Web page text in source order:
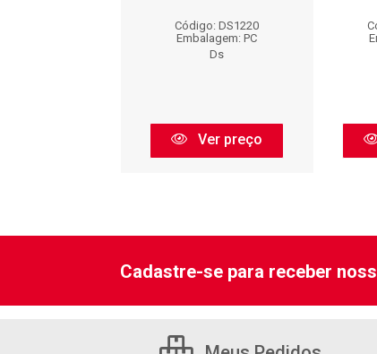
Código: DS1220
Embalagem: PC
Ds
Ver preço
Cadastre-se para receber